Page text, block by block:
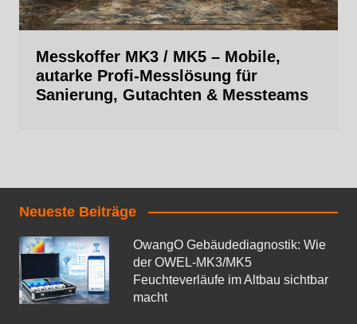
Messkoffer MK3 / MK5 – Mobile,
autarke Profi‑Messlösung für
Sanierung, Gutachten & Messteams
Neueste Beiträge
OwangO Gebäudediagnostik: Wie
der OWEL‑MK3/MK5
Feuchteverläufe im Altbau sichtbar
macht